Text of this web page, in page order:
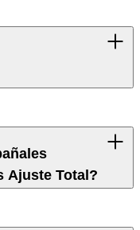
de hasta 12
uso nocturno.
Ajuste Total?